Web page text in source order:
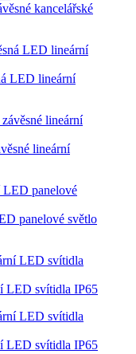
kancelářské
LED lineární
lineární
panelové světlo
LED svítidla IP65
LED svítidla IP65